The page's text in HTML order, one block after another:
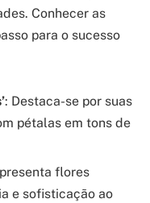
Conhecer as
para o sucesso
: Destaca-se por suas
pétalas em tons de
flores
e sofisticação ao